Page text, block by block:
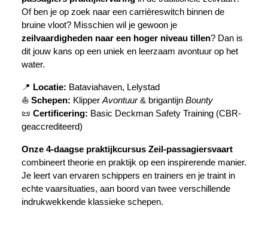
Of ben je op zoek naar een carrièreswitch binnen de
bruine vloot? Misschien wil je gewoon je
zeilvaardigheden naar een hoger niveau tillen? Dan is
dit jouw kans op een uniek en leerzaam avontuur op het
water.
📍 Locatie: Bataviahaven, Lelystad
⛵ Schepen: Klipper Avontuur& brigantijn Bounty
📜 Certificering: Basic Deckman Safety Training (CBR-
geaccrediteerd)
Onze 4-daagse praktijkcursus Zeil-passagiersvaart
combineert theorie en praktijk op een inspirerende manier.
Je leert van ervaren schippers en trainers en je traint in
echte vaarsituaties, aan boord van twee verschillende
indrukwekkende klassieke schepen.